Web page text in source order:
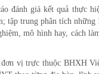
đánh giá kết quả thực
tập trung phân tích
mô hình hay, cách
vị trực thuộc BHXH